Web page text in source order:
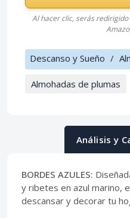
Al hacer clic, serás
Descanso y Sueño /
Almohadas de plumas
Análisis y
BORDES AZULES:
y ribetes en azul marino,
descansar y decorar tu